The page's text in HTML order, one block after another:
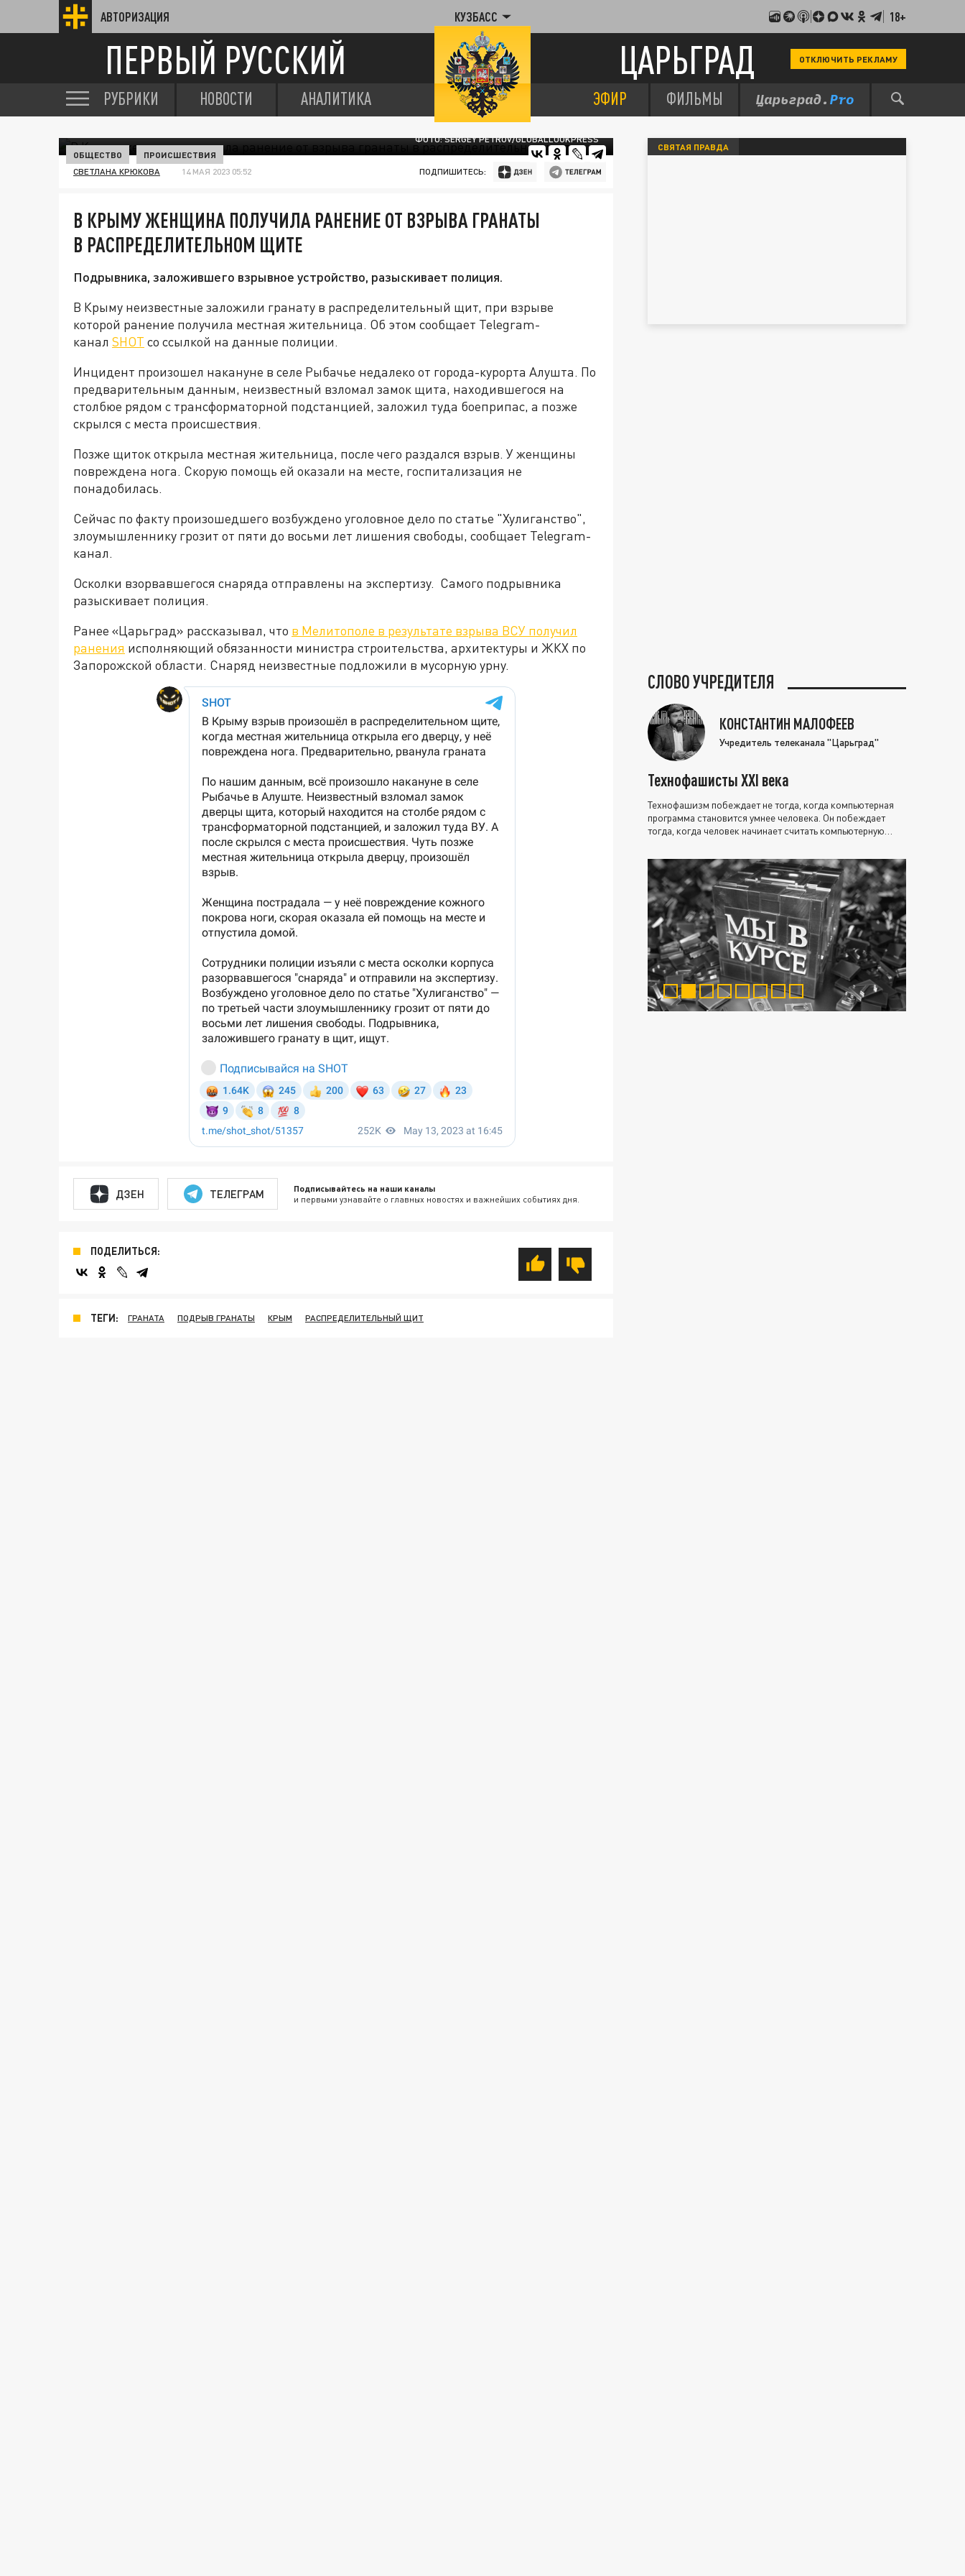
АВТОРИЗАЦИЯ КУЗБАСС 18+
ПЕРВЫЙ РУССКИЙ ЦАРЬГРАД ОТКЛЮЧИТЬ РЕКЛАМУ
РУБРИКИ НОВОСТИ АНАЛИТИКА ЭФИР ФИЛЬМЫ
ФОТО: SERGEY PETROV/GLOBALLOOKPRESS
ОБЩЕСТВО ПРОИСШЕСТВИЯ
СВЕТЛАНА КРЮКОВА 14 МАЯ 2023 05:52 ПОДПИШИТЕСЬ:
В КРЫМУ ЖЕНЩИНА ПОЛУЧИЛА РАНЕНИЕ ОТ ВЗРЫВА ГРАНАТЫ
В РАСПРЕДЕЛИТЕЛЬНОМ ЩИТЕ
Подрывника, заложившего взрывное устройство, разыскивает полиция.
В Крыму неизвестные заложили гранату в распределительный щит, при взрыве
которой ранение получила местная жительница. Об этом сообщает Telegram-
канал SHOT со ссылкой на данные полиции.
Инцидент произошел накануне в селе Рыбачье недалеко от города-курорта Алушта. По
предварительным данным, неизвестный взломал замок щита, находившегося на
столбюе рядом с трансформаторной подстанцией, заложил туда боеприпас, а позже
скрылся с места происшествия.
Позже щиток открыла местная жительница, после чего раздался взрыв. У женщины
повреждена нога. Скорую помощь ей оказали на месте, госпитализация не
понадобилась.
Сейчас по факту произошедшего возбуждено уголовное дело по статье "Хулиганство",
злоумышленнику грозит от пяти до восьми лет лишения свободы, сообщает Telegram-
канал.
Осколки взорвавшегося снаряда отправлены на экспертизу. Самого подрывника
разыскивает полиция.
Ранее «Царьград» рассказывал, что в Мелитополе в результате взрыва ВСУ получил
ранения исполняющий обязанности министра строительства, архитектуры и ЖКХ по
Запорожской области. Снаряд неизвестные подложили в мусорную урну.
ДЗЕН ТЕЛЕГРАМ Подписывайтесь на наши каналы
и первыми узнавайте о главных новостях и важнейших событиях дня.
ПОДЕЛИТЬСЯ:
ТЕГИ: ГРАНАТА ПОДРЫВ ГРАНАТЫ КРЫМ РАСПРЕДЕЛИТЕЛЬНЫЙ ЩИТ
СВЯТАЯ ПРАВДА
СЛОВО УЧРЕДИТЕЛЯ
КОНСТАНТИН МАЛОФЕЕВ
Учредитель телеканала "Царьград"
Технофашисты XXI века
Технофашизм побеждает не тогда, когда компьютерная
программа становится умнее человека. Он побеждает
тогда, когда человек начинает считать компьютерную